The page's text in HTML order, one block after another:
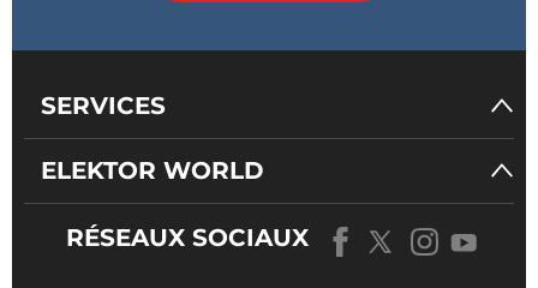
SERVICES
ELEKTOR WORLD
RÉSEAUX SOCIAUX